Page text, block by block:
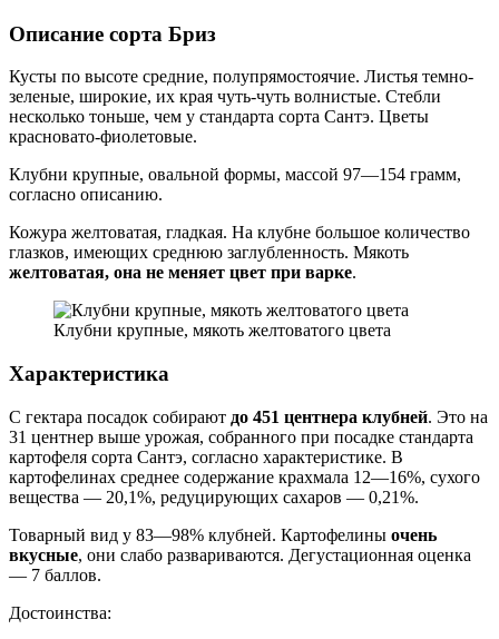
Описание сорта Бриз
Кусты по высоте средние, полупрямостоячие. Листья темно-
зеленые, широкие, их края чуть-чуть волнистые. Стебли
несколько тоньше, чем у стандарта сорта Сантэ. Цветы
красновато-фиолетовые.
Клубни крупные, овальной формы, массой 97—154 грамм,
согласно описанию.
Кожура желтоватая, гладкая. На клубне большое количество
глазков, имеющих среднюю заглубленность. Мякоть
желтоватая, она не меняет цвет при варке.
Клубни крупные, мякоть желтоватого цвета
Характеристика
С гектара посадок собирают до 451 центнера клубней. Это на
31 центнер выше урожая, собранного при посадке стандарта
картофеля сорта Сантэ, согласно характеристике. В
картофелинах среднее содержание крахмала 12—16%, сухого
вещества — 20,1%, редуцирующих сахаров — 0,21%.
Товарный вид у 83—98% клубней. Картофелины очень
вкусные, они слабо развариваются. Дегустационная оценка
— 7 баллов.
Достоинства: